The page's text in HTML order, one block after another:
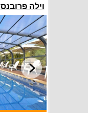
וילה פרובנס